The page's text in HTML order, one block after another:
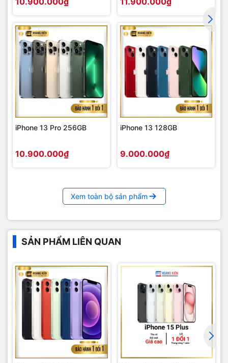
iPhone 13 Pro 256GB
10.900.000₫
iPhone 13 128GB
9.000.000₫
Xem toàn bộ sản phẩm
SẢN PHẨM LIÊN QUAN